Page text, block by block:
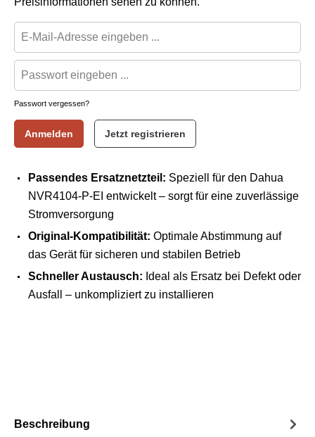
Passwort vergessen?
Anmelden Jetzt registrieren
Passendes Ersatznetzteil: Speziell für den Dahua
NVR4104-P-EI entwickelt – sorgt für eine zuverlässige
Stromversorgung
Original-Kompatibilität: Optimale Abstimmung auf
das Gerät für sicheren und stabilen Betrieb
Schneller Austausch: Ideal als Ersatz bei Defekt oder
Ausfall – unkompliziert zu installieren
Beschreibung